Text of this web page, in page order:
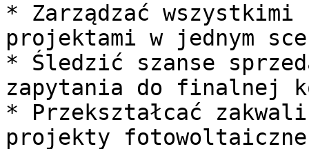
* Zarządzać
projektami w jednym
* Śledzić szanse
zapytania do finalnej
* Przekształcać
projekty fotowoltaiczne